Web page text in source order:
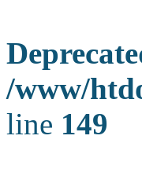
/www/
line 149